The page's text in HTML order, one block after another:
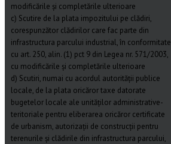
modificările și completările ulterioare
c) Scutire de la plata impozitului pe clădiri,
corespunzător clădirilor care fac parte din
infrastructura parcului industrial, în conformitate
cu art. 250, alin. (1) pct 9 din Legea nr. 571/2003,
cu modificările și completările ulterioare
d) Scutiri, numai cu acordul autorității publice
locale, de la plata oricăror taxe datorate
bugetelor locale ale unităților administrative-
teritoriale pentru eliberarea oricăror certificate
de urbanism, autorizații de construcții pentru
terenurile și clădirile din infrastructura parcului,